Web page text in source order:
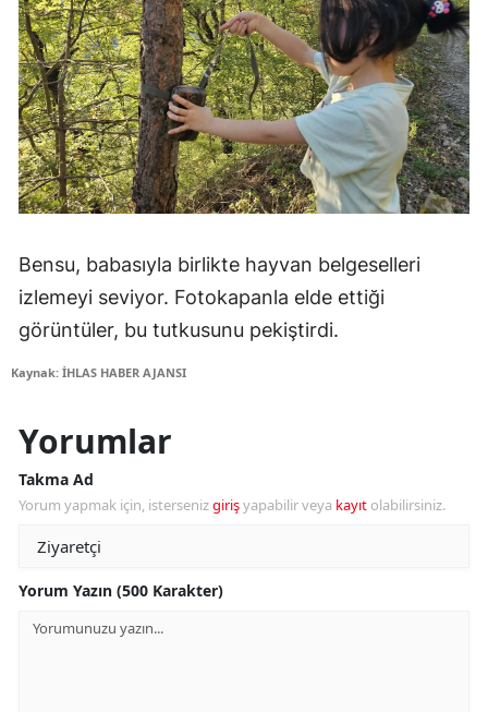
Bensu, babasıyla birlikte hayvan belgeselleri
izlemeyi seviyor. Fotokapanla elde ettiği
görüntüler, bu tutkusunu pekiştirdi.
Kaynak: İHLAS HABER AJANSI
Yorumlar
Takma Ad
Yorum yapmak için, istersenizgirişyapabilir veya kayıt olabilirsiniz.
Yorum Yazın (500 Karakter)